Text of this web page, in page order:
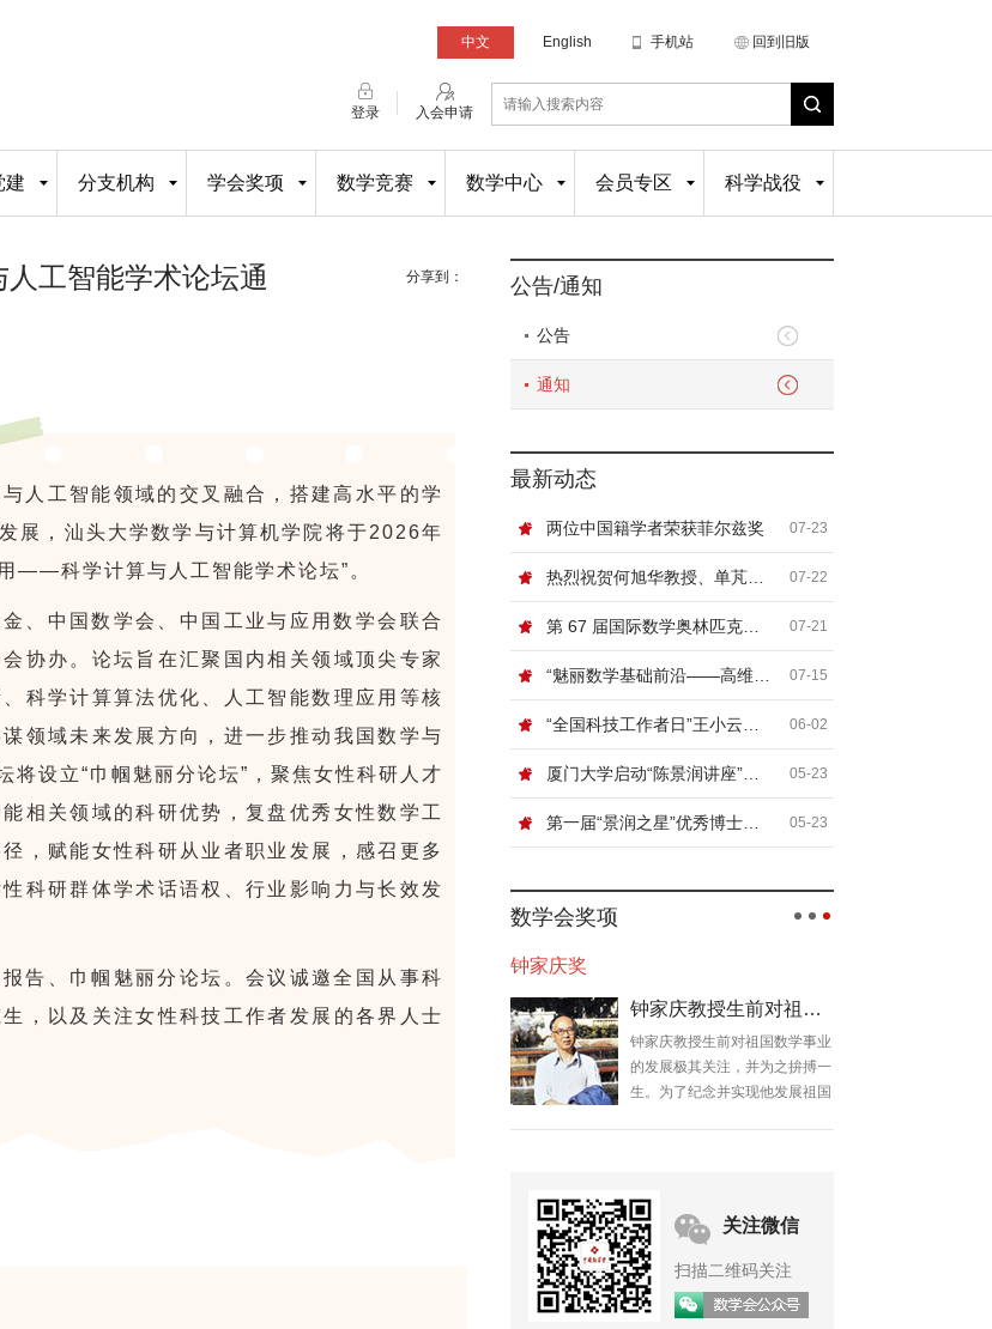
中文 English 手机站 回到旧版
登录 入会申请
建 分支机构 学会奖项 数学竞赛 数学中心 会员专区 科学战役
工智能学术论坛通
分享到：
人工智能领域的交叉融合，搭建高水平的学
展，汕头大学数学与计算机学院将于2026年
——科学计算与人工智能学术论坛”。
、中国数学会、中国工业与应用数学会联合
协办。论坛旨在汇聚国内相关领域顶尖专家
科学计算算法优化、人工智能数理应用等核
领域未来发展方向，进一步推动我国数学与
设立“巾帼魅丽分论坛”，聚焦女性科研人才
相关领域的科研优势，复盘优秀女性数学工
，赋能女性科研从业者职业发展，感召更多
科研群体学术话语权、行业影响力与长效发
告、巾帼魅丽分论坛。会议诚邀全国从事科
，以及关注女性科技工作者发展的各界人士
公告/通知
公告
通知
最新动态
两位中国籍学者荣获菲尔兹奖 07-23
07-22
07-21
07-15
06-02
05-23
05-23
数学会奖项
钟家庆奖
钟家庆教授生前对祖国数学事业的发展极其关切
钟家庆教授生前对祖国数学事业
的发展极其关注，并为之拚搏一
生。为了纪念并实现他发展祖国
关注微信
扫描二维码关注